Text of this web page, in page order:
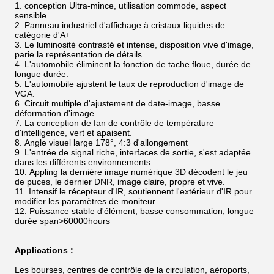
conception Ultra-mince, utilisation commode, aspect
sensible.
Panneau industriel d'affichage à cristaux liquides de
catégorie d'A+
Le luminosité contrasté et intense, disposition vive d'image,
parie la représentation de détails.
L'automobile éliminent la fonction de tache floue, durée de
longue durée.
L'automobile ajustent le taux de reproduction d'image de
VGA.
Circuit multiple d'ajustement de date-image, basse
déformation d'image.
La conception de fan de contrôle de température
d'intelligence, vert et apaisent.
Angle visuel large 178°, 4:3 d'allongement
L'entrée de signal riche, interfaces de sortie, s'est adaptée
dans les différents environnements.
Appling la dernière image numérique 3D décodent le jeu
de puces, le dernier DNR, image claire, propre et vive.
Intensif le récepteur d'IR, soutiennent l'extérieur d'IR pour
modifier les paramètres de moniteur.
Puissance stable d'élément, basse consommation, longue
durée span>60000hours
Applications :
Les bourses, centres de contrôle de la circulation, aéroports,